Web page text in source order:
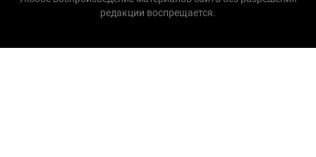
редакции воспрещается.